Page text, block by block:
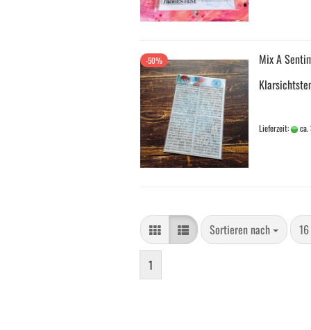
-50%
Mix A
Lieferzeit:
Sortieren nach
Sortieren nach
1